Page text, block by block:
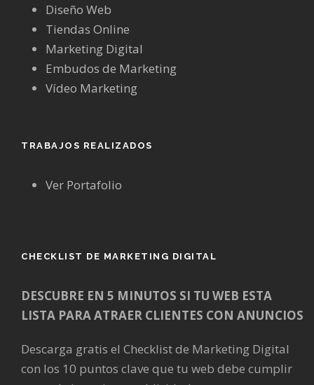
Diseño Web
Tiendas Online
Marketing Digital
Embudos de Marketing
Vídeo Marketing
TRABAJOS REALIZADOS
Ver Portafolio
CHECKLIST DE MARKETING DIGITAL
DESCUBRE EN 5 MINUTOS SI TU WEB ESTA
LISTA PARA ATRAER CLIENTES CON ANUNCIOS
Descarga gratis el Checklist de Marketing Digital
con los 10 puntos clave que tu web debe cumplir